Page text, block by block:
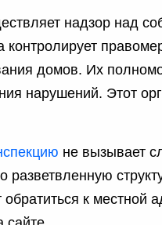
надзор над
домов. Их
нарушений. Этот
не вызывает
разветвленную
к местной